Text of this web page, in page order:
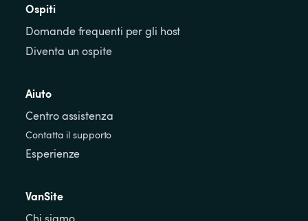
Ospiti
Domande frequenti per gli host
Diventa un ospite
Aiuto
Centro assistenza
Contatta il supporto
Esperienze
VanSite